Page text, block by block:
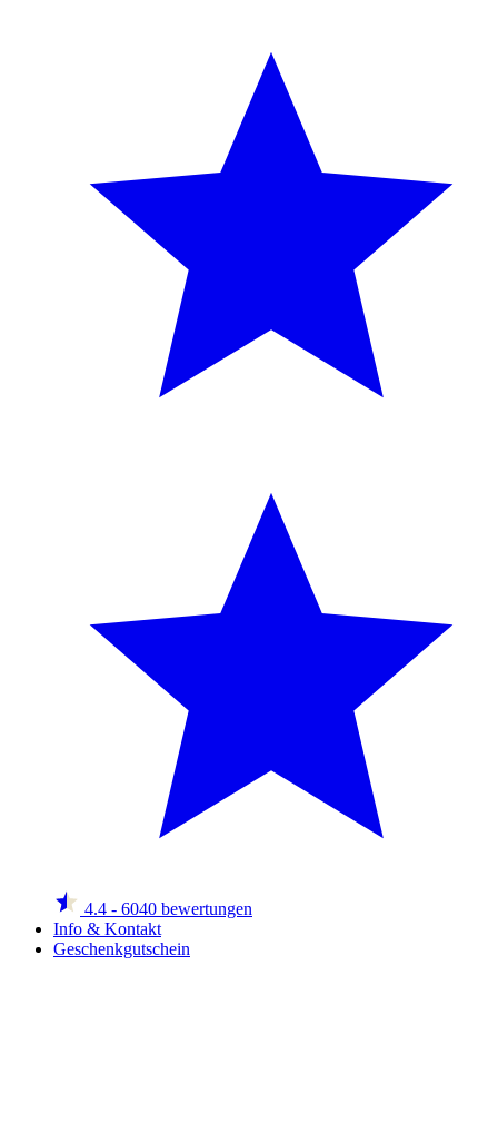
4.4 - 6040 bewertungen
Info & Kontakt
Geschenkgutschein